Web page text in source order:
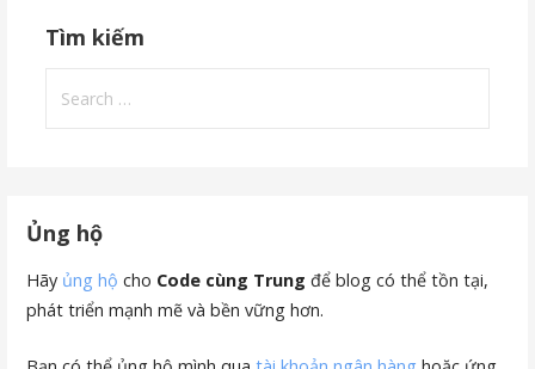
Tìm kiếm
for:
Ủng hộ
Hãy ủng hộ cho Code cùng Trung để blog có thể tồn tại,
phát triển mạnh mẽ và bền vững hơn.